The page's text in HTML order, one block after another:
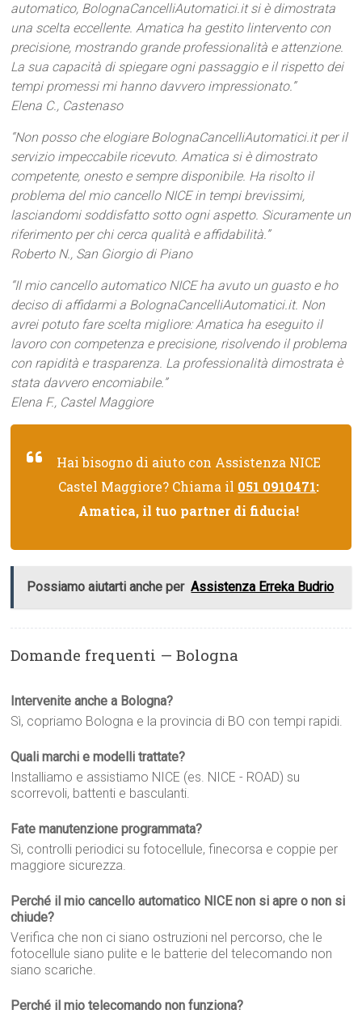
automatico, BolognaCancelliAutomatici.it si è dimostrata
una scelta eccellente. Amatica ha gestito lintervento con
precisione, mostrando grande professionalità e attenzione.
La sua capacità di spiegare ogni passaggio e il rispetto dei
tempi promessi mi hanno davvero impressionato.”
Elena C., Castenaso
“Non posso che elogiare BolognaCancelliAutomatici.it per il
servizio impeccabile ricevuto. Amatica si è dimostrato
competente, onesto e sempre disponibile. Ha risolto il
problema del mio cancello NICE in tempi brevissimi,
lasciandomi soddisfatto sotto ogni aspetto. Sicuramente un
riferimento per chi cerca qualità e affidabilità.”
Roberto N., San Giorgio di Piano
“Il mio cancello automatico NICE ha avuto un guasto e ho
deciso di affidarmi a BolognaCancelliAutomatici.it. Non
avrei potuto fare scelta migliore: Amatica ha eseguito il
lavoro con competenza e precisione, risolvendo il problema
con rapidità e trasparenza. La professionalità dimostrata è
stata davvero encomiabile.”
Elena F., Castel Maggiore
Hai bisogno di aiuto con Assistenza NICE
Castel Maggiore? Chiama il 051 0910471:
Amatica, il tuo partner di fiducia!
Possiamo aiutarti anche per Assistenza Erreka Budrio
Domande frequenti — Bologna
Intervenite anche a Bologna?
Sì, copriamo Bologna e la provincia di BO con tempi rapidi.
Quali marchi e modelli trattate?
Installiamo e assistiamo NICE (es. NICE - ROAD) su
scorrevoli, battenti e basculanti.
Fate manutenzione programmata?
Sì, controlli periodici su fotocellule, finecorsa e coppie per
maggiore sicurezza.
Perché il mio cancello automatico NICE non si apre o non si
chiude?
Verifica che non ci siano ostruzioni nel percorso, che le
fotocellule siano pulite e le batterie del telecomando non
siano scariche.
Perché il mio telecomando non funziona?